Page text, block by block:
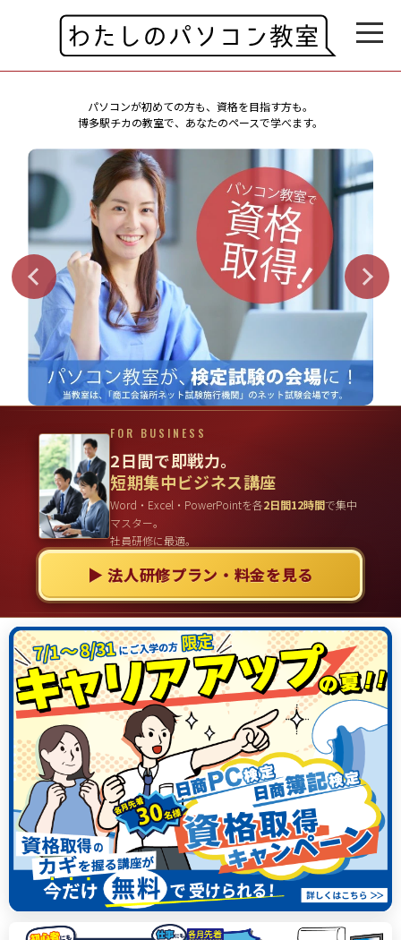
パソコンが初めての方も、資格を目指す方も。
博多駅チカの教室で、あなたのペースで学べます。
FOR BUSINESS
2日間で即戦力。
短期集中ビジネス講座
Word・Excel・PowerPointを各2日間12時間で集中
マスター。
社員研修に最適。
▶ 法人研修プラン・料金を見る